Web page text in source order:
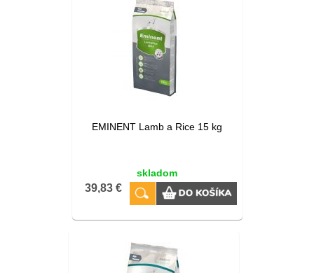
EMINENT Lamb a Rice 15 kg
skladom
39,83 €